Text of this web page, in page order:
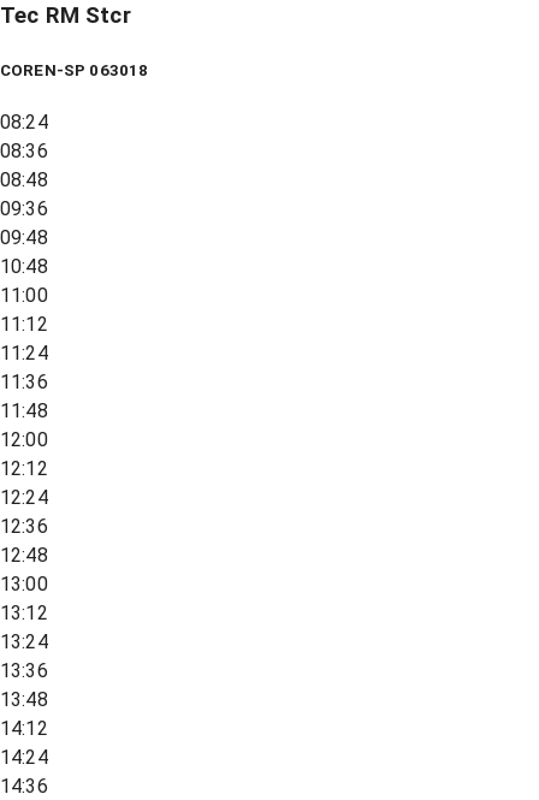
Tec RM Stcr
COREN-SP 063018
08:24
08:36
08:48
09:36
09:48
10:48
11:00
11:12
11:24
11:36
11:48
12:00
12:12
12:24
12:36
12:48
13:00
13:12
13:24
13:36
13:48
14:12
14:24
14:36